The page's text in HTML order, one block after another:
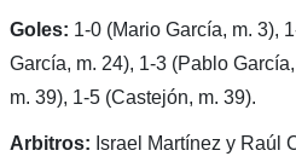
Goles: 1-0 (Mario García, m. 3),
García, m. 24), 1-3 (Pablo
m. 39), 1-5 (Castejón, m. 39).
Arbitros: Israel Martínez y Raúl